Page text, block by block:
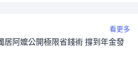
看更多
居阿嬤公開極限省錢術 撐到年金發